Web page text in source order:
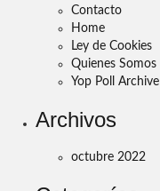
Contacto
Home
Ley de Cookies
Quienes Somos
Yop Poll Archive
Archivos
octubre 2022